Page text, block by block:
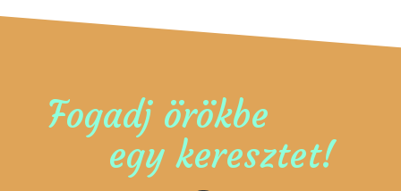
Fogadj örökbe
egy keresztet!